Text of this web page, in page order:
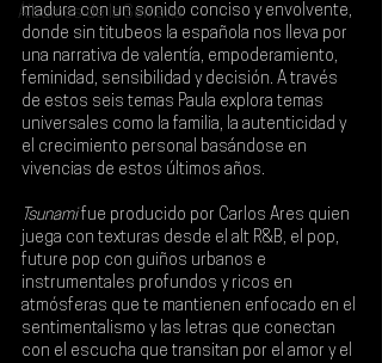
Álbumes de la Semana
madura con un sonido conciso y envolvente,
donde sin titubeos la española nos lleva por
una narrativa de valentía, empoderamiento,
feminidad, sensibilidad y decisión. A través
de estos seis temas Paula explora temas
universales como la familia, la autenticidad y
el crecimiento personal basándose en
vivencias de estos últimos años.
Tsunami fue producido por Carlos Ares quien
juega con texturas desde el alt R&B, el pop,
future pop con guiños urbanos e
instrumentales profundos y ricos en
atmósferas que te mantienen enfocado en el
sentimentalismo y las letras que conectan
con el escucha que transitan por el amor y el